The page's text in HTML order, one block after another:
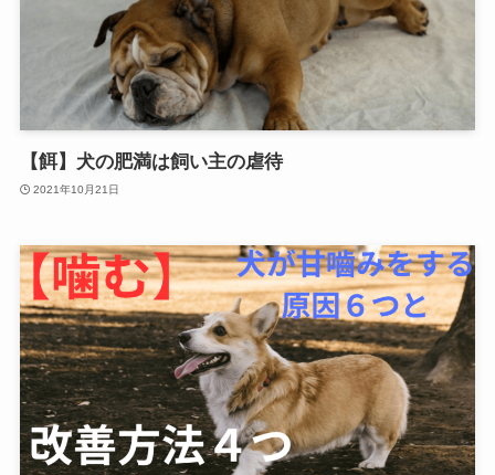
【餌】犬の肥満は飼い主の虐待
2021年10月21日